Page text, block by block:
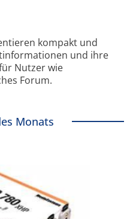
kompakt und
und ihre
Nutzer wie
Forum.
Monats